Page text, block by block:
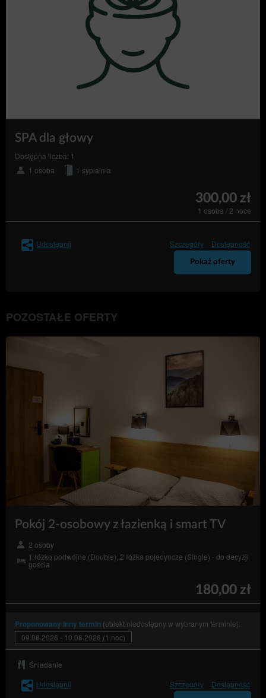
SPA dla głowy
Dostępna liczba: 1
1 osoba
1 sypialnia
300,00 zł
1 osoba / 2 noce
Udostępnij Szczegóły Dostępność
Pokaż oferty
POZOSTAŁE OFERTY
Pokój 2-osobowy z łazienką i smart TV
2 osoby
1 łóżko podwójne (Double), 2 łóżka pojedyncze (Single) - do decyzji
gościa
180,00 zł
Proponowany inny termin (obiekt niedostępny w wybranym terminie):
09.08.2026 - 10.08.2026 (1 noc)
Śniadanie
Udostępnij
Szczegóły Dostępność